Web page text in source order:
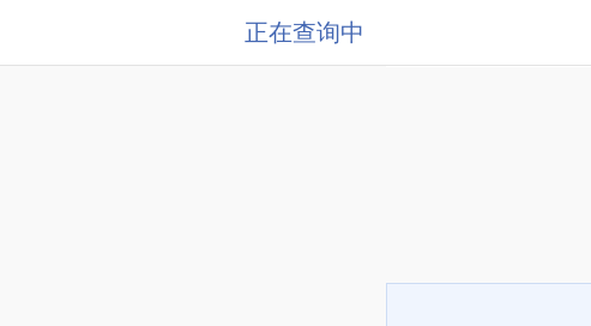
正在查询中